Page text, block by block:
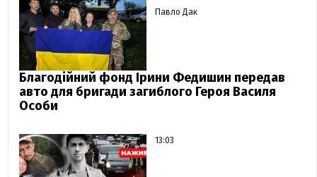
Павло Дак
Благодійний фонд Ірини Федишин передав
авто для бригади загиблого Героя Василя
Особи
13:03